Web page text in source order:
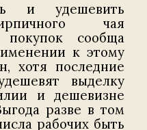
и удешевить
чая
покупок сообща
к этому
хотя последние
выделку
и дешевизне
разве в том
рабочих быть